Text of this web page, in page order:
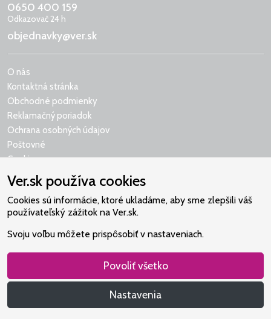
0650 400 159
Odkazovač 24 h
objednavky@ver.sk
O nás
Kontaktná stránka
Obchodné podmienky
Reklamačný poriadok
Ochrana osobných údajov
Poštovné
Cookies
Naše srdce je v Martindome.
Podporujeme aktivity spoločenstva,
ktoré pomáha nájsť vzťah s Bohom.
Všetky práva vyhradené: Christian Project Support, s.r.o.
Ver.sk používa cookies
Cookies sú informácie, ktoré ukladáme, aby sme zlepšili váš
používateľský zážitok na Ver.sk.
Svoju voľbu môžete prispôsobiť v nastaveniach.
Povoliť všetko
Nastavenia